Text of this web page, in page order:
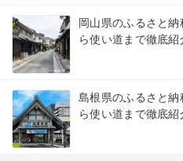
岡山県のふるさと
ら使い道まで徹底紹
島根県のふるさと
ら使い道まで徹底紹